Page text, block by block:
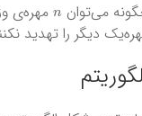
می‌توان مهره‌ی
دیگر را تهدید